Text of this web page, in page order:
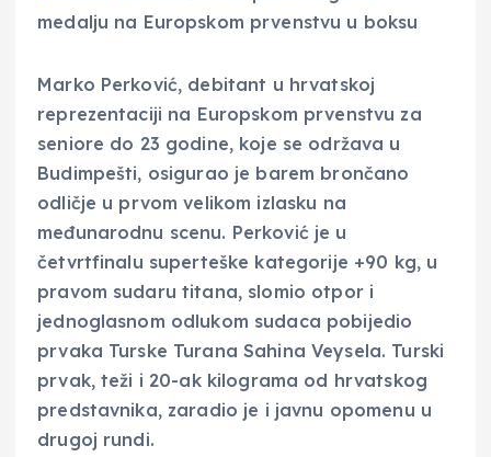
Marko Perković, debitant u hrvatskoj
reprezentaciji na Europskom prvenstvu za
seniore do 23 godine, koje se održava u
Budimpešti, osigurao je barem brončano
odličje u prvom velikom izlasku na
međunarodnu scenu. Perković je u
četvrtfinalu superteške kategorije +90 kg, u
pravom sudaru titana, slomio otpor i
jednoglasnom odlukom sudaca pobijedio
prvaka Turske Turana Sahina Veysela. Turski
prvak, teži i 20-ak kilograma od hrvatskog
predstavnika, zaradio je i javnu opomenu u
drugoj rundi.